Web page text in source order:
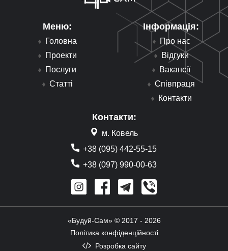
Меню:
Головна
Проекти
Послуги
Статті
Інформація:
Про нас
Відгуки
Вакансії
Співпраця
Контакти
Контакти:
м. Ковель
+38 (095) 442-55-15
+38 (097) 990-00-63
«Будуй-Сам» © 2017 - 2026
Політика конфіденційності
Розробка сайту